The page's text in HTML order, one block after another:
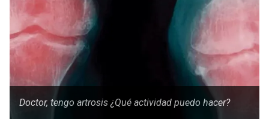
Doctor, tengo artrosis ¿Qué actividad puedo hacer?